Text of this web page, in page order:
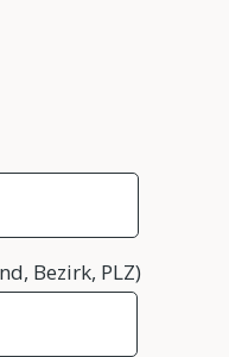
Bezirk, PLZ)